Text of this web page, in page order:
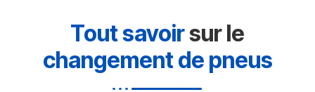
Tout savoirsur le
changement de pneus